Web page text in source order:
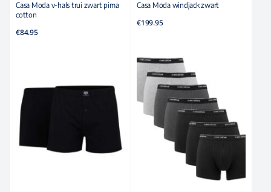
Casa Moda v-hals trui zwart pima
cotton
€84.95
Casa Moda windjack zwart
€199.95